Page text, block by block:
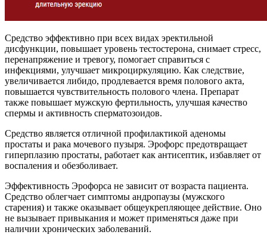
Средство эффективно при всех видах эректильной
дисфункции, повышает уровень тестостерона, снимает стресс,
перенапряжение и тревогу, помогает справиться с
инфекциями, улучшает микроциркуляцию. Как следствие,
увеличивается либидо, продлевается время полового акта,
повышается чувствительность полового члена. Препарат
также повышает мужскую фертильность, улучшая качество
спермы и активность сперматозоидов.
Средство является отличной профилактикой аденомы
простаты и рака мочевого пузыря. Эрофорс предотвращает
гиперплазию простаты, работает как антисептик, избавляет от
воспаления и обезболивает.
Эффективность Эрофорса не зависит от возраста пациента.
Средство облегчает симптомы андропаузы (мужского
старения) и также оказывает общеукрепляющее действие. Оно
не вызывает привыкания и может применяться даже при
наличии хронических заболеваний.